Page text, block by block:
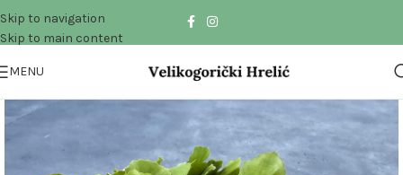
Skip to navigation
Skip to main content
MENU